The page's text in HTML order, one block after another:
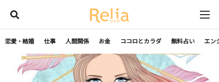
恋愛・結婚 仕事 人間関係 お金 ココロとカラダ 無料占い エン